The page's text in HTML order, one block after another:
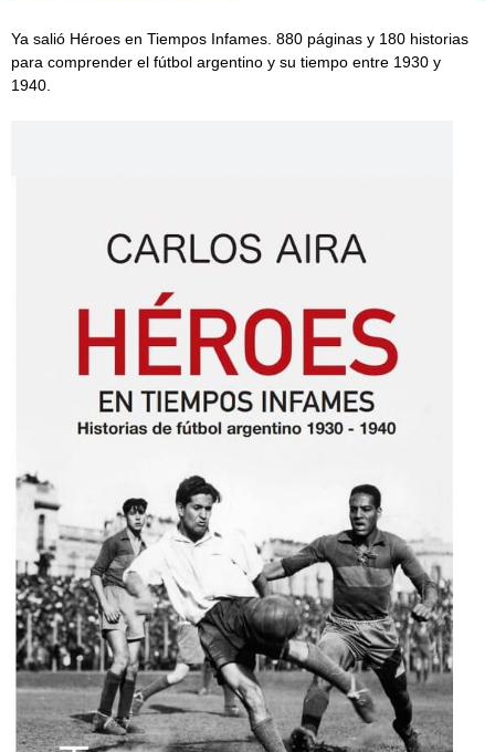
Ya salió Héroes en Tiempos Infames. 880 páginas y 180 historias
para comprender el fútbol argentino y su tiempo entre 1930 y
1940.